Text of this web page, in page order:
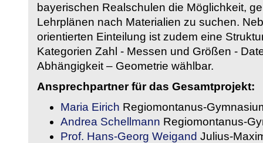
bayerischen Realschulen die Möglichkeit,
Lehrplänen nach Materialien zu suchen.
orientierten Einteilung ist zudem eine
Kategorien Zahl - Messen und Größen -
Abhängigkeit – Geometrie wählbar.
Ansprechpartner für das Gesamtprojekt:
Maria Eirich Regiomontanus-
Andrea Schellmann Regiomontanus-
Prof. Hans-Georg Weigand Julius-